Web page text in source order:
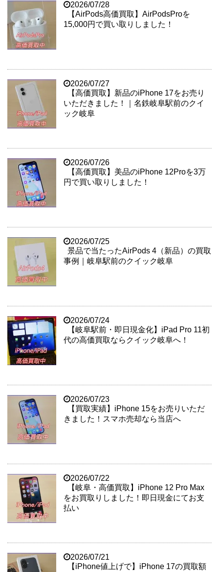
2026/07/28
【AirPods高価買取】AirPodsProを
15,000円で買い取りしました！
2026/07/27
【高価買取】新品のiPhone 17をお売り
いただきました！｜名鉄岐阜駅前のクイ
ック岐阜
2026/07/26
【高価買取】美品のiPhone 12Proを3万
円で買い取りしました！
2026/07/25
景品で当たったAirPods 4（新品）の買取
事例｜岐阜駅前のクイック岐阜
2026/07/24
【岐阜駅前・即日現金化】iPad Pro 11初
代の高価買取ならクイック岐阜へ！
2026/07/23
【買取実績】iPhone 15をお売りいただ
きました！スマホ売却なら当店へ
2026/07/22
【岐阜・高価買取】iPhone 12 Pro Max
をお買取りしました！即日現金にてお支
払い
2026/07/21
【iPhone値上げで】iPhone 17の買取額